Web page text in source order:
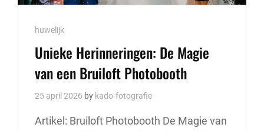
Cat
Links
huwelijk
Unieke Herinneringen: De Magie
van een Bruiloft Photobooth
25 april 2026 by kado-fotografie
Artikel: Bruiloft Photobooth De Magie van